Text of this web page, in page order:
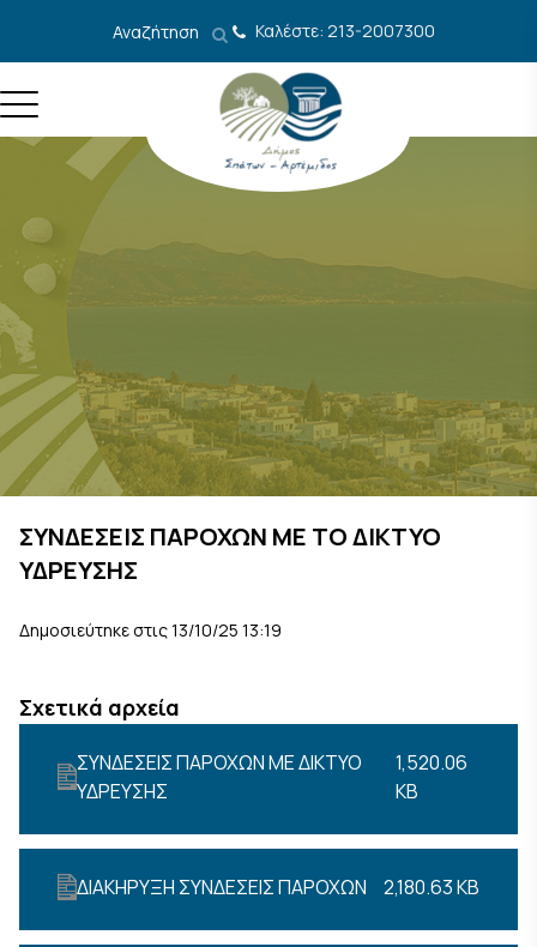
Αναζήτηση Καλέστε: 213-2007300
ΣΥΝΔΕΣΕΙΣ ΠΑΡΟΧΩΝ ΜΕ ΤΟ ΔΙΚΤΥΟ
ΥΔΡΕΥΣΗΣ
Δημοσιεύτηκε στις 13/10/25 13:19
Σχετικά αρχεία
ΣΥΝΔΕΣΕΙΣ ΠΑΡΟΧΩΝ ΜΕ ΔΙΚΤΥΟ
ΥΔΡΕΥΣΗΣ
1,520.06
KB
ΔΙΑΚΗΡΥΞΗ ΣΥΝΔΕΣΕΙΣ ΠΑΡΟΧΩΝ 2,180.63 KB